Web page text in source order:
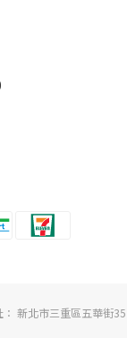
新北市三重區五華街35